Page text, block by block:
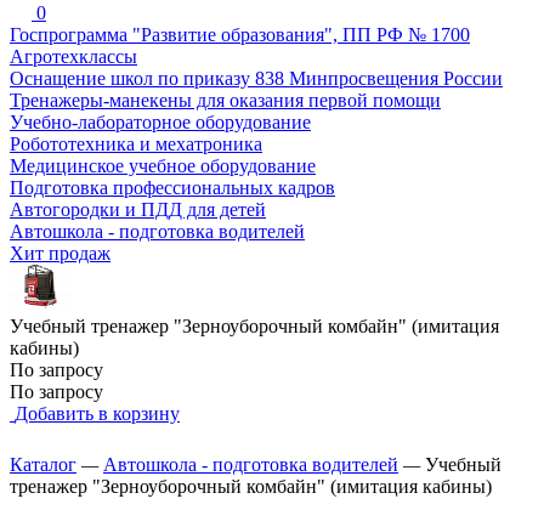
0
Госпрограмма "Развитие образования", ПП РФ № 1700
Агротехклассы
Оснащение школ по приказу 838 Минпросвещения России
Тренажеры-манекены для оказания первой помощи
Учебно-лабораторное оборудование
Робототехника и мехатроника
Медицинское учебное оборудование
Подготовка профессиональных кадров
Автогородки и ПДД для детей
Автошкола - подготовка водителей
Хит продаж
Учебный тренажер "Зерноуборочный комбайн" (имитация
кабины)
По запросу
По запросу
Добавить в корзину
Каталог — Автошкола - подготовка водителей —Учебный
тренажер "Зерноуборочный комбайн" (имитация кабины)